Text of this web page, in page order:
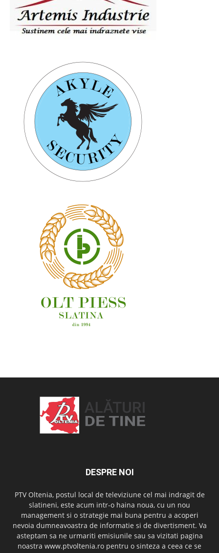
DESPRE NOI
PTV Oltenia, postul local de televiziune cel mai indragit de
slatineni, este acum intr-o haina noua, cu un nou
management si o strategie mai buna pentru a acoperi
nevoia dumneavoastra de informatie si de divertisment. Va
asteptam sa ne urmariti emisiunile sau sa vizitati pagina
noastra www.ptvoltenia.ro pentru o sinteza a ceea ce se